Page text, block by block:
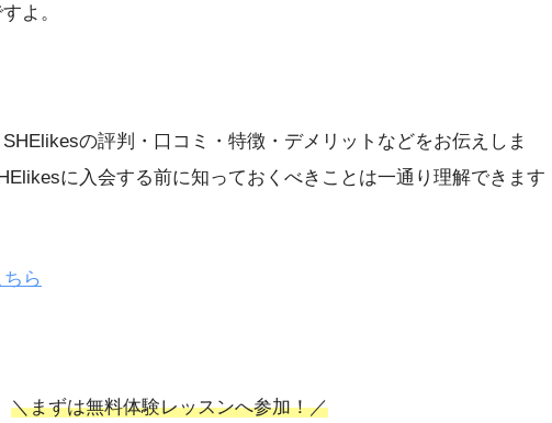
よ。
の評判・口コミ・特徴・デメリットなどをお伝えしま
に入会する前に知っておくべきことは一通り理解できます
ら
＼まずは無料体験レッスンへ参加！／